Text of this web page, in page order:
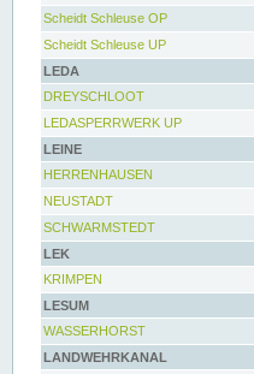
Scheidt Schleuse OP
Scheidt Schleuse UP
LEDA
DREYSCHLOOT
LEDASPERRWERK UP
LEINE
HERRENHAUSEN
NEUSTADT
SCHWARMSTEDT
LEK
KRIMPEN
LESUM
WASSERHORST
LANDWEHRKANAL